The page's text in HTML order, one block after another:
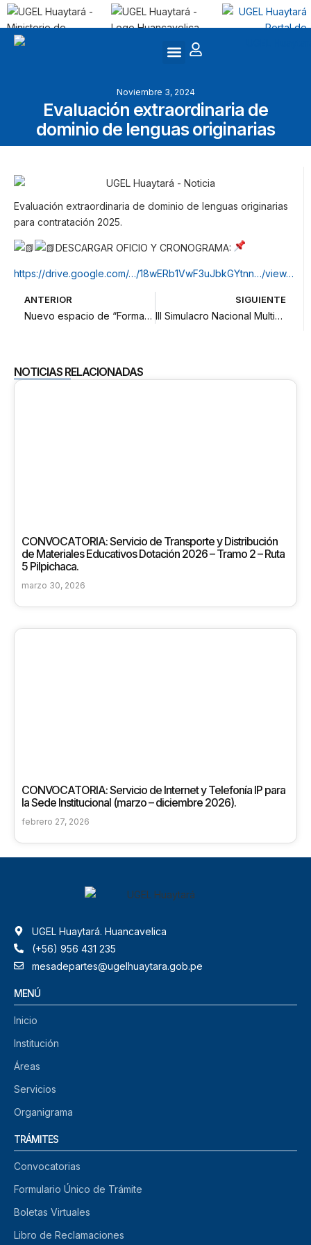
Noviembre 3, 2024
Evaluación extraordinaria de
dominio de lenguas originarias
Evaluación extraordinaria de dominio de lenguas originarias
para contratación 2025.
DESCARGAR OFICIO Y CRONOGRAMA:
https://drive.google.com/…/18wERb1VwF3uJbkGYtnn…/view…
ANTERIOR
Nuevo espacio de “Formación docente” en nuestra web
SIGUIENTE
III Simulacro Nacional Multipeligro este 05 Noviembre 2024
NOTICIAS RELACIONADAS
CONVOCATORIA: Servicio de Transporte y Distribución
de Materiales Educativos Dotación 2026 – Tramo 2 – Ruta
5 Pilpichaca.
marzo 30, 2026
CONVOCATORIA: Servicio de Internet y Telefonía IP para
la Sede Institucional (marzo – diciembre 2026).
febrero 27, 2026
UGEL Huaytará. Huancavelica
(+56) 956 431 235
mesadepartes@ugelhuaytara.gob.pe
MENÚ
Inicio
Institución
Áreas
Servicios
Organigrama
TRÁMITES
Convocatorias
Formulario Único de Trámite
Boletas Virtuales
Libro de Reclamaciones